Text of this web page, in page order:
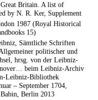
Britain. A list of
by N. R. Ker, Supplement
1987 (Royal Historical
15)
Sämtliche Schriften
politischer und
hrsg. von der Leibniz-
beim Leibniz-Archiv
Leibniz-Bibliothek
– September 1704,
Berlin 2013